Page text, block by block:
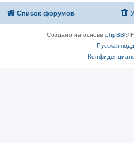
Список форумов
Создано на основе phpBB®
Русская